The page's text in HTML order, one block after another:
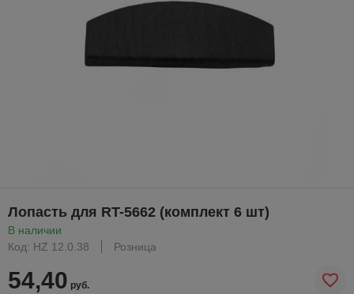
Лопасть для RT-5662 (комплект 6 шт)
В наличии
Код: HZ 12.0.38
Розница
54,40 руб.